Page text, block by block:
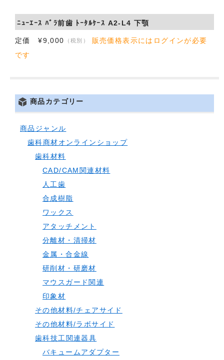
ﾆｭｰｴｰｽ ﾊﾞﾗ前歯 ﾄｰﾀﾙｹｰｽ A2-L4 下顎
定価 ¥9,000 （税別）
販売価格表示にはログインが必要
です
商品カテゴリー
商品ジャンル
歯科商材オンラインショップ
歯科材料
CAD/CAM関連材料
人工歯
合成樹脂
ワックス
アタッチメント
分離材・清掃材
金属・合金線
研削材・研磨材
マウスガード関連
印象材
その他材料/チェアサイド
その他材料/ラボサイド
歯科技工関連器具
バキュームアダプター